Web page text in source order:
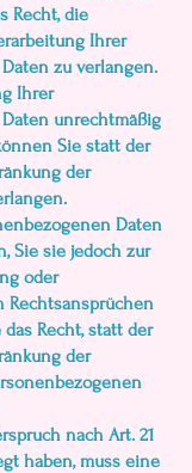
Recht, die
Ihrer
zu verlangen.
Ihrer
unrechtmäßig
Sie statt der
der
Daten
Sie sie jedoch zur
oder
Rechtsansprüchen
Recht, statt der
der
nach Art. 21
haben, muss eine